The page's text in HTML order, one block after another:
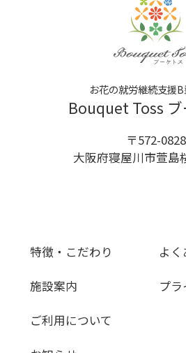
お花の就労継続支援
Bouquet Toss
〒572-0828
大阪府寝屋川市萱島
特徴・こだわり
施設案内
ご利用について
よ
プ